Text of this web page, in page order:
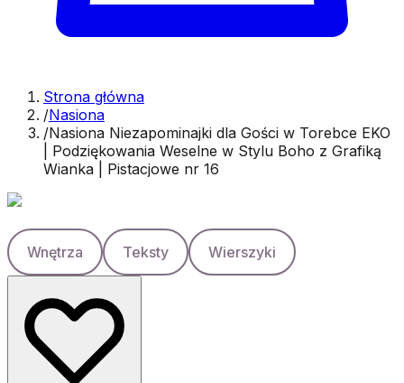
Strona główna
/Nasiona
/Nasiona Niezapominajki dla Gości w Torebce EKO
| Podziękowania Weselne w Stylu Boho z Grafiką
Wianka | Pistacjowe nr 16
Wnętrza Teksty Wierszyki